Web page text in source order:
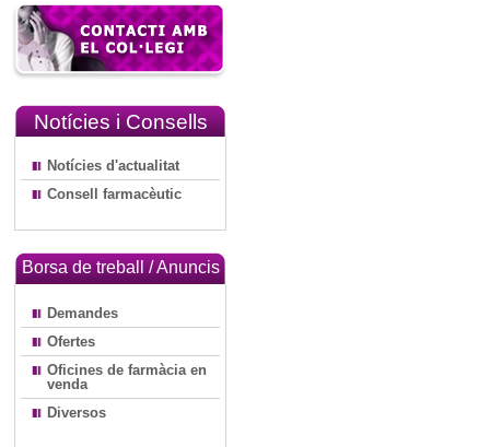
Notícies i Consells
Notícies d'actualitat
Consell farmacèutic
Borsa de treball / Anuncis
Demandes
Ofertes
Oficines de farmàcia en
venda
Diversos